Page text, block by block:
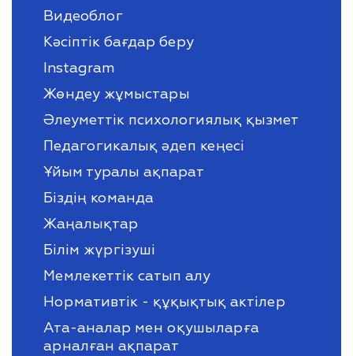
Видеоблог
Кәсіптік бағдар беру
Instagram
Жөндеу жұмыстары
Әлеуметтік психологиялық қызмет
Педагогикалық әдеп кеңесі
Ұйым туралы ақпарат
Біздің команда
Жаңалықтар
Білім жүргізуші
Мемлекеттік сатып алу
Нормативтік - құқықтық актілер
Ата-аналар мен оқушыларға
арналған ақпарат